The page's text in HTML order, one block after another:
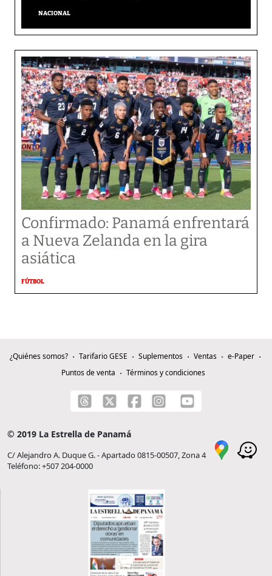
NACIONAL
Confirmado: Panamá enfrentará
a Nueva Zelanda en la gira
asiática
FÚTBOL
¿Quiénes somos? Tarifario GESE Suplementos Ventas
e-Paper
Puntos de venta
Términos y condiciones
© 2019 La Estrella de Panamá
C/ Alejandro A. Duque G. - Apartado 0815-00507, Zona 4
Teléfono: +507 204-0000